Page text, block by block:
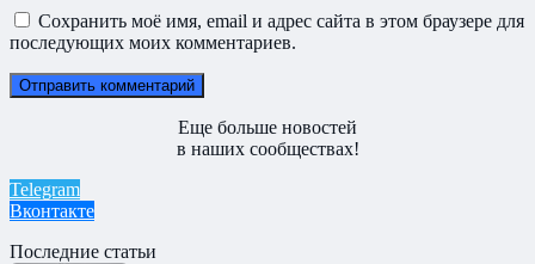
Сохранить моё имя, email и адрес сайта в этом браузере для
последующих моих комментариев.
Еще больше новостей
в наших сообществах!
Telegram
Вконтакте
Последние статьи